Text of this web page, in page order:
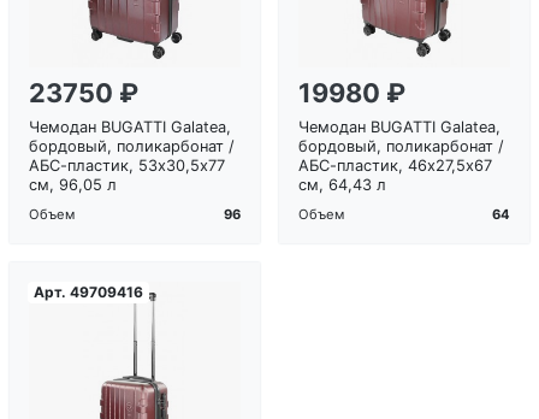
23750 ₽
Чемодан BUGATTI Galatea,
бордовый, поликарбонат /
АБС-пластик, 53х30,5х77
см, 96,05 л
Объем 96
19980 ₽
Чемодан BUGATTI Galatea,
бордовый, поликарбонат /
АБС-пластик, 46х27,5х67
см, 64,43 л
Объем 64
Арт. 49709416
Загрузка...